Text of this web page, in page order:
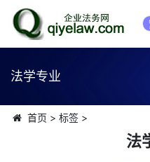
法学专业
首页 > 标签>
法